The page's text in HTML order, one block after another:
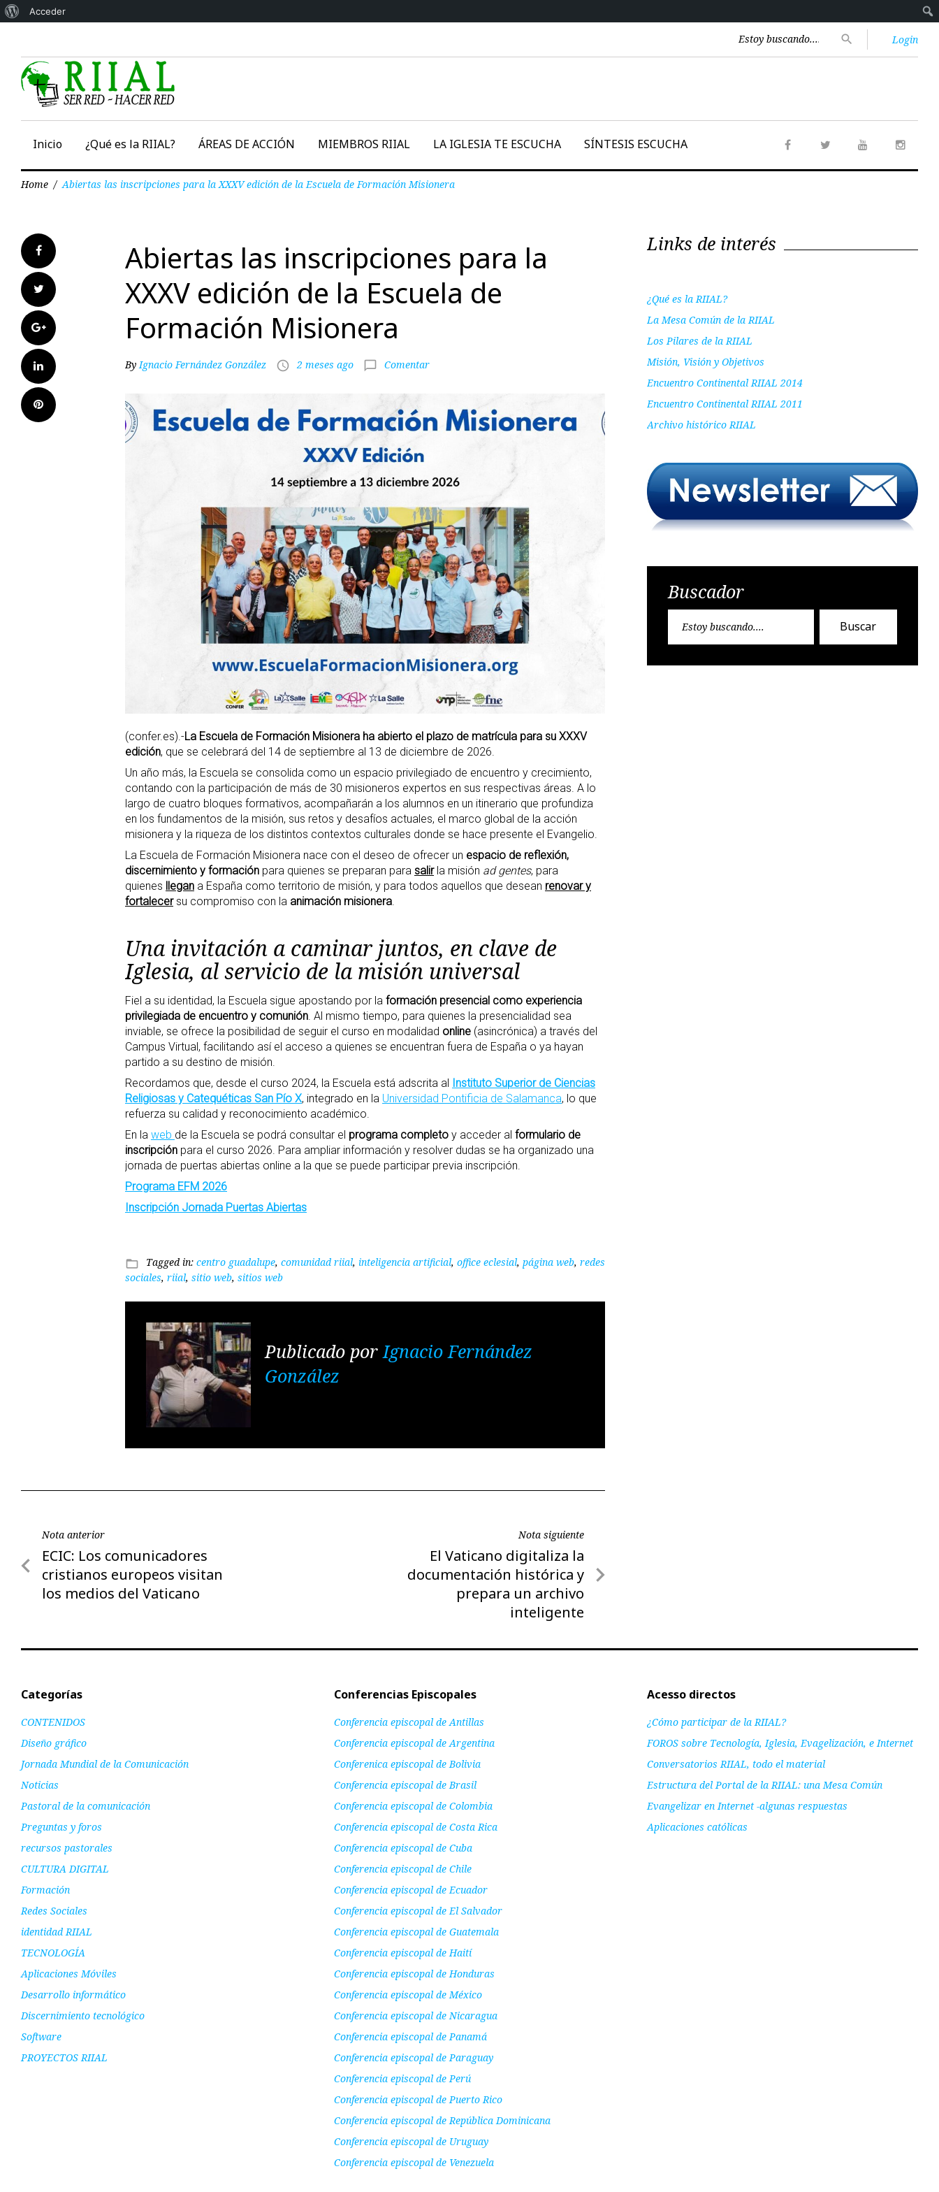
content
Login
Encontrar:
search
FacebookTwitterYoutube
Inicio ¿Qué es la RIIAL? ÁREAS DE ACCIÓN MIEMBROS RIIAL LA IGLESIA TE ESCUCHA SÍNTESIS ESCUCHA
Home / Abiertas las inscripciones para la XXXV edición de la Escuela de Formación Misionera
Facebook
Twitter
Google+
LinkedIn
Pinterest
Abiertas las inscripciones para la
XXXV edición de la Escuela de
Formación Misionera
ByIgnacio Fernández González access_time 2 meses ago chat_bubble_outline Comentar
(confer.es).-La Escuela de Formación Misionera ha abierto el plazo de matrícula para su XXXV
edición, que se celebrará del 14 de septiembre al 13 de diciembre de 2026.
Un año más, la Escuela se consolida como un espacio privilegiado de encuentro y crecimiento,
contando con la participación de más de 30 misioneros expertos en sus respectivas áreas. A lo
largo de cuatro bloques formativos, acompañarán a los alumnos en un itinerario que profundiza
en los fundamentos de la misión, sus retos y desafíos actuales, el marco global de la acción
misionera y la riqueza de los distintos contextos culturales donde se hace presente el Evangelio.
La Escuela de Formación Misionera nace con el deseo de ofrecer un espacio de reflexión,
discernimiento y formación para quienes se preparan para salirla misión ad gentes, para
quienes
llegan a España como territorio de misión, y para todos aquellos que desean renovar y
fortalecersu compromiso con la animación misionera.
Una invitación a caminar juntos, en clave de
Iglesia, al servicio de la misión universal
Fiel a su identidad, la Escuela sigue apostando por la formación presencial como experiencia
privilegiada de encuentro y comunión. Al mismo tiempo, para quienes la presencialidad sea
inviable, se ofrece la posibilidad de seguir el curso en modalidad online (asincrónica) a través del
Campus Virtual, facilitando así el acceso a quienes se encuentran fuera de España o ya hayan
partido a su destino de misión.
Recordamos que, desde el curso 2024, la Escuela está adscrita al
Instituto Superior de Ciencias
Religiosas y Catequéticas San Pío X, integrado en la Universidad Pontificia de Salamanca, lo que
refuerza su calidad y reconocimiento académico.
En la web de la Escuela se podrá consultar el programa completo y acceder al formulario de
inscripción para el curso 2026. Para ampliar información y resolver dudas se ha organizado una
jornada de puertas abiertas online a la que se puede participar previa inscripción.
Programa EFM 2026
Inscripción Jornada Puertas Abiertas
folder_open Tagged in: centro guadalupe, comunidad riial, inteligencia artificial, office eclesial, página web, redes
sociales, riial, sitio web, sitios web
Publicado porIgnacio Fernández
González
Navegación
de
entradas
Nota anterior
Nota
anterior
ECIC: Los comunicadores
cristianos europeos visitan
los medios del Vaticano
Nota siguiente
Nota
siguiente
El Vaticano digitaliza la
documentación histórica y
prepara un archivo
inteligente
Links de interés
¿Qué es la RIIAL?
La Mesa Común de la RIIAL
Los Pilares de la RIIAL
Misión, Visión y Objetivos
Encuentro Continental RIIAL 2014
Encuentro Continental RIIAL 2011
Archivo histórico RIIAL
Buscador
Buscar
Categorías
CONTENIDOS
Diseño gráfico
Jornada Mundial de la Comunicación
Noticias
Pastoral de la comunicación
Preguntas y foros
recursos pastorales
CULTURA DIGITAL
Formación
Redes Sociales
identidad RIIAL
TECNOLOGÍA
Aplicaciones Móviles
Desarrollo informático
Discernimiento tecnológico
Software
PROYECTOS RIIAL
Conferencias Episcopales
Conferencia episcopal de Antillas
Conferencia episcopal de Argentina
Conferenica episcopal de Bolivia
Conferencia episcopal de Brasil
Conferencia episcopal de Colombia
Conferencia episcopal de Costa Rica
Conferencia episcopal de Cuba
Conferencia episcopal de Chile
Conferencia episcopal de Ecuador
Conferencia episcopal de El Salvador
Conferencia episcopal de Guatemala
Conferencia episcopal de Haití
Conferencia episcopal de Honduras
Conferencia episcopal de México
Conferencia episcopal de Nicaragua
Conferencia episcopal de Panamá
Conferencia episcopal de Paraguay
Conferencia episcopal de Perú
Conferencia episcopal de Puerto Rico
Conferencia episcopal de República Dominicana
Conferencia episcopal de Uruguay
Conferencia episcopal de Venezuela
Acesso directos
¿Cómo participar de la RIIAL?
FOROS sobre Tecnología, Iglesia, Evagelización, e Internet
Conversatorios RIIAL, todo el material
Estructura del Portal de la RIIAL: una Mesa Común
Evangelizar en Internet -algunas respuestas
Aplicaciones católicas
Acerca
WordPress
Acceder